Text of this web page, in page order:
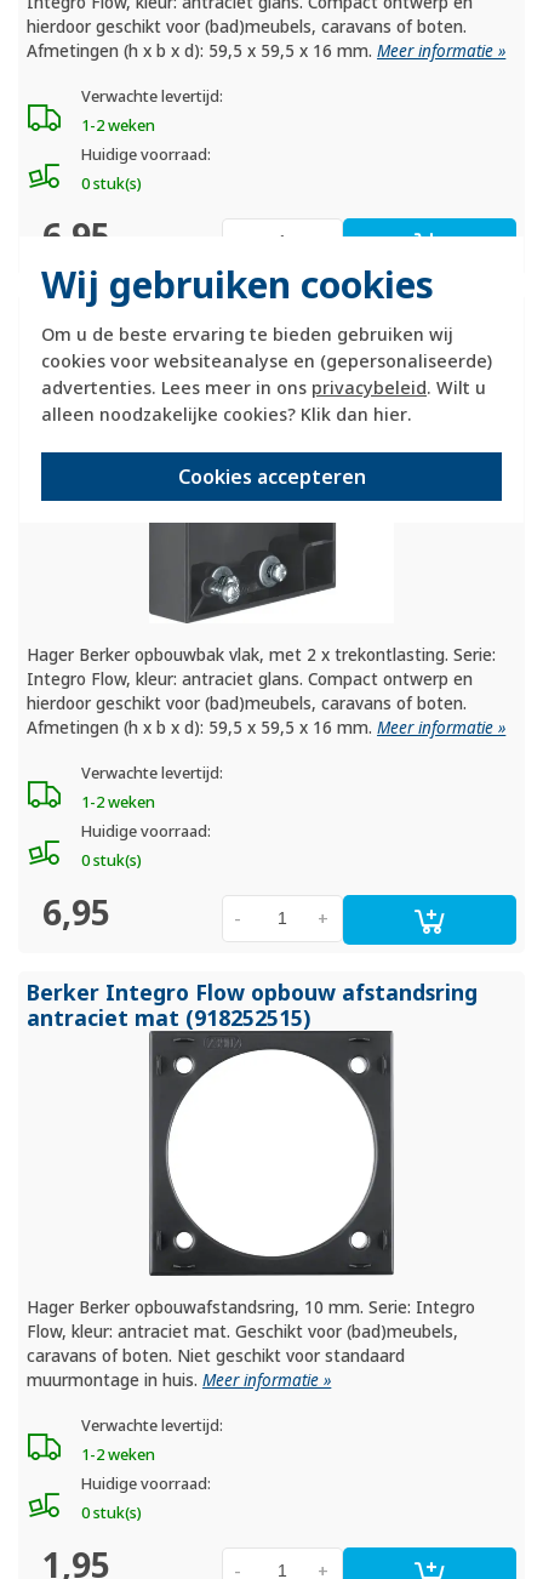
Wij gebruiken cookies
Om u de beste ervaring te bieden gebruiken wij
cookies voor websiteanalyse en (gepersonaliseerde)
advertenties. Lees meer in ons privacybeleid. Wilt u
alleen noodzakelijke cookies? Klik dan hier.
Cookies accepteren
hierdoor geschikt voor (bad)meubels, caravans of boten.
Afmetingen (h x b x d): 59,5 x 59,5 x 16 mm.Meer informatie »
Verwachte levertijd:
1-2 weken
Huidige voorraad:
0 stuk(s)
6,95
Berker Integro Flow opbouwbehuizing vlak
met 2x trekontlasting antraciet glans
(911522565)
Hager Berker opbouwbak vlak, met 2 x trekontlasting. Serie:
Integro Flow, kleur: antraciet glans. Compact ontwerp en
hierdoor geschikt voor (bad)meubels, caravans of boten.
Afmetingen (h x b x d): 59,5 x 59,5 x 16 mm.Meer informatie »
Verwachte levertijd:
1-2 weken
Huidige voorraad:
0 stuk(s)
6,95 +
-
Berker Integro Flow opbouw afstandsring
antraciet mat (918252515)
Hager Berker opbouwafstandsring, 10 mm. Serie: Integro
Flow, kleur: antraciet mat. Geschikt voor (bad)meubels,
caravans of boten. Niet geschikt voor standaard
muurmontage in huis.Meer informatie »
Verwachte levertijd:
1-2 weken
Huidige voorraad:
0 stuk(s)
1,95 +
-